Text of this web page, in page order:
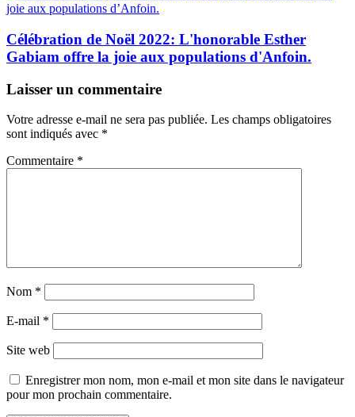
Célébration de Noël 2022: L'honorable Esther
Gabiam offre la joie aux populations d'Anfoin.
Laisser un commentaire
Votre adresse e-mail ne sera pas publiée. Les champs obligatoires
sont indiqués avec *
Commentaire *
Nom *
E-mail *
Site web
Enregistrer mon nom, mon e-mail et mon site dans le navigateur
pour mon prochain commentaire.